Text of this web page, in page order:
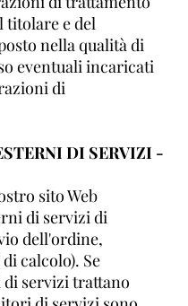
titolare e del
nella qualità di
eventuali incaricati
di
DI SERVIZI -
sito Web
di servizi di
dell'ordine,
calcolo). Se
servizi trattano